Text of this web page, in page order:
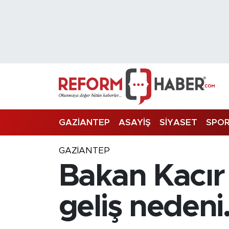
GAZİANTEP ASAYİŞ SİYASET SPOR
GAZIANTEP
Bakan
geliş
Trafik Durumu
Süper Lig Puan Durumu ve Fikstür
Son Dakika Haberleri